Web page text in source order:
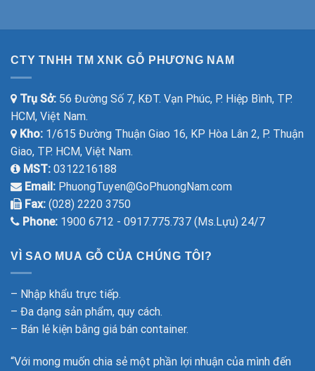
CTY TNHH TM XNK GỖ PHƯƠNG NAM
Trụ Sở: 56 Đường Số 7, KĐT. Vạn Phúc, P. Hiệp Bình, TP.
HCM, Việt Nam.
Kho: 1/615 Đường Thuận Giao 16, KP Hòa Lân 2, P. Thuận
Giao, TP. HCM, Việt Nam.
MST: 0312216188
Email: PhuongTuyen@GoPhuongNam.com
Fax: (028) 2220 3750
Phone: 1900 6712 - 0917.775.737 (Ms.Lựu) 24/7
VÌ SAO MUA GỖ CỦA CHÚNG TÔI?
– Nhập khẩu trực tiếp.
– Đa dạng sản phẩm, quy cách.
– Bán lẻ kiện bằng giá bán container.
“Với mong muốn chia sẻ một phần lợi nhuận của mình đến